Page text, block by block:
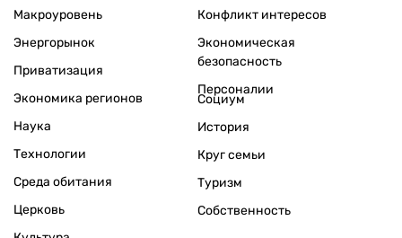
Макроуровень
Энергорынок
Приватизация
Экономика регионов
Конфликт интересов
Экономическая
безопасность
Персоналии
Наука
Технологии
Среда обитания
Церковь
Социум
История
Круг семьи
Туризм
Собственность